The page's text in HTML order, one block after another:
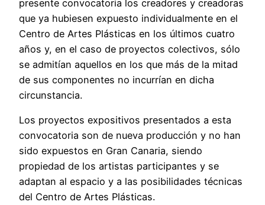
presente convocatoria los creadores y creadoras
que ya hubiesen expuesto individualmente en el
Centro de Artes Plásticas en los últimos cuatro
años y, en el caso de proyectos colectivos, sólo
se admitían aquellos en los que más de la mitad
de sus componentes no incurrían en dicha
circunstancia.
Los proyectos expositivos presentados a esta
convocatoria son de nueva producción y no han
sido expuestos en Gran Canaria, siendo
propiedad de los artistas participantes y se
adaptan al espacio y a las posibilidades técnicas
del Centro de Artes Plásticas.